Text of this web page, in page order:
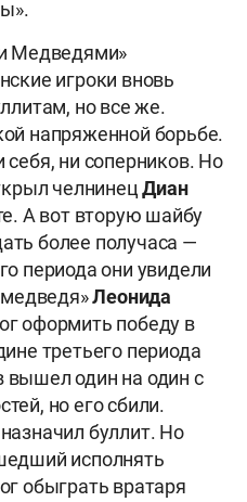
Медведями»
игроки вновь
но все же.
напряженной борьбе.
ни соперников. Но
челнинецДиан
А вот вторую шайбу
более получаса —
периода они увидели
Леонида
оформить победу в
третьего периода
один на один с
но его сбили.
буллит. Но
исполнять
обыграть вратаря